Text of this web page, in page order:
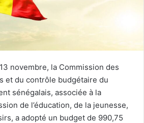
novembre, la Commission des
et du contrôle budgétaire du
sénégalais, associée à la
de l’éducation, de la jeunesse,
a adopté un budget de 990,75